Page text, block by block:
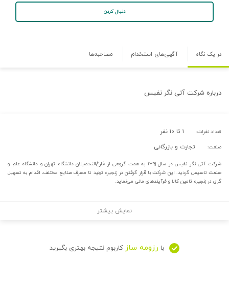
دنبال کردن
در یک نگاه آگهی‌های استخدام مصاحبه‌ها
درباره شرکت آتی نگر نفیس
تعداد نفرات: ۱ تا ۱۰ نفر
صنعت: تجارت و بازرگانی
شرکت آتی نگر نفیس در سال ۱۳۹۹ به همت گروهی از فارغ‌التحصیلان دانشگاه تهران و دانشگاه علم و
صنعت تاسیس گردید. این شرکت با قرار گرفتن در زنجیره تولید تا مصرف صنایع مختلف، اقدام به تسهیل
گری در زنجیره تامین کالا و فرآیندهای مالی می‌نماید.
نمایش بیشتر
با رزومه ساز کاربوم نتیجه بهتری بگیرید